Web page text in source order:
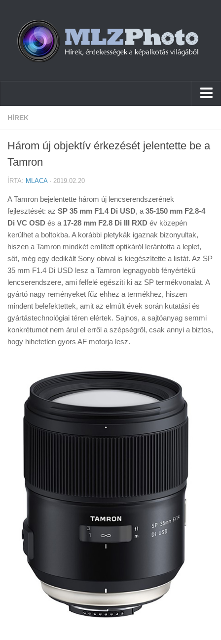
Hírek
Cikkek
Tudástár
Tanácsok
Érdekességek
Helyszíni Riport
E-BB
HÍREK
Három új objektív érkezését jelentette be a
Tamron
ÍRTA: MLACA· 2019.02.20
A Tamron bejelentette három új lencserendszerének
fejlesztését: az SP 35 mm F1.4 Di USD, a 35-150 mm F2.8-4
Di VC OSD és a 17-28 mm F2.8 Di III RXD év közepén
kerülhet a boltokba. A korábbi pletykák igaznak bizonyultak,
hiszen a Tamron mindkét említett optikáról lerántotta a leplet,
sőt, még egy dedikált Sony obival is kiegészítette a listát. Az SP
35 mm F1.4 Di USD lesz a Tamron legnagyobb fényértékű
lencserendszere, ami felfelé egészíti ki az SP termékvonalat. A
gyártó nagy reményeket fűz ehhez a termékhez, hiszen
mindent belefektettek, amit az elmúlt évek során kutatási és
gyártástechnológiai téren elértek. Sajnos, a sajtóanyag semmi
konkrétumot nem árul el erről a szépségről, csak annyi a biztos,
hogy hihetetlen gyors AF motorja lesz.